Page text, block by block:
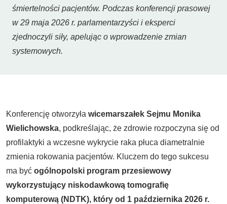
śmiertelności pacjentów. Podczas konferencji prasowej
w 29 maja 2026 r. parlamentarzyści i eksperci
zjednoczyli siły, apelując o wprowadzenie zmian
systemowych.
Konferencję otworzyła wicemarszałek Sejmu Monika
Wielichowska, podkreślając, że zdrowie rozpoczyna się od
profilaktyki a wczesne wykrycie raka płuca diametralnie
zmienia rokowania pacjentów. Kluczem do tego sukcesu
ma być ogólnopolski program przesiewowy
wykorzystujący niskodawkową tomografię
komputerową (NDTK), który od 1 października 2026 r.